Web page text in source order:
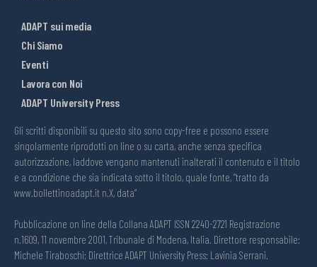
ADAPT sui media
Chi Siamo
Eventi
Lavora con Noi
ADAPT University Press
Gli scritti disponibili su questo sito sono copy-free e possono essere
singolarmente riprodotti on line o su carta, anche senza specifica
autorizzazione, laddove vengano mantenuti inalterati il contenuto e il titolo
e a condizione che sia indicata sotto il titolo, quale fonte, “tratto da
www.bollettinoadapt.it n.X, data“
Pubblicazione on line della Collana ADAPT ISSN 2240-2721 Registrazione
n.1609, 11 novembre 2001, Tribunale di Modena, Italia. Direttore responsabile:
Michele Tiraboschi; Direttrice ADAPT University Press: Lavinia Serrani.